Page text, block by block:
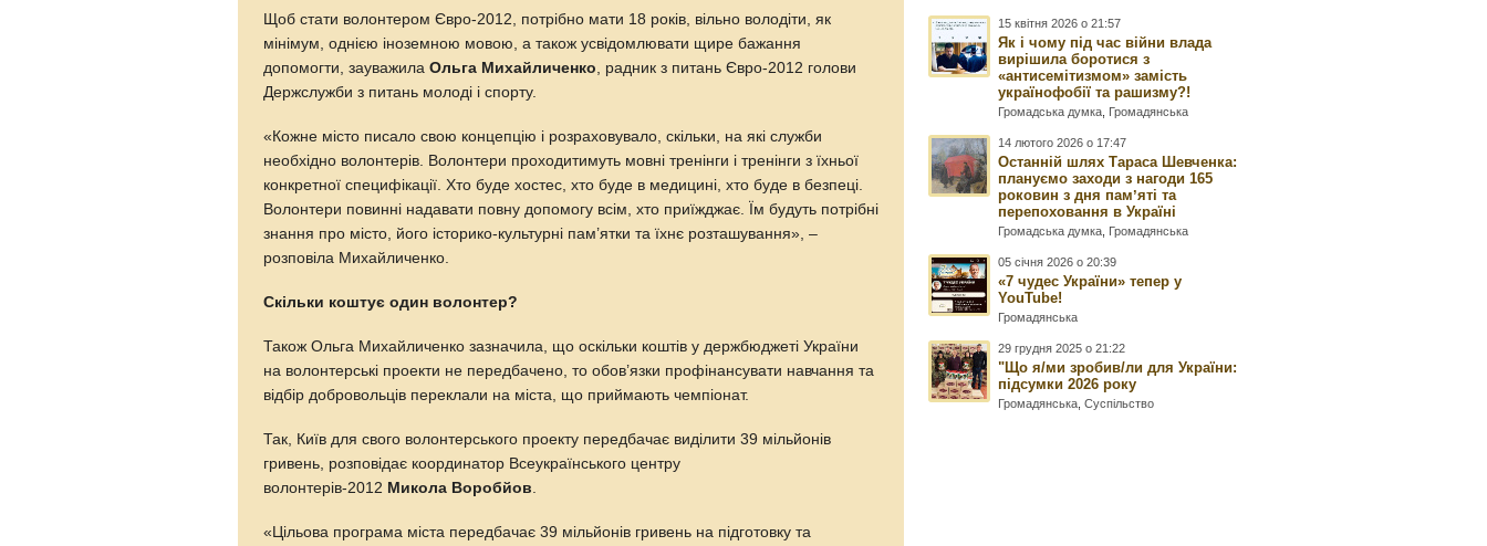
Щоб стати волонтером Євро-2012, потрібно мати 18 років, вільно володіти, як
мінімум, однією іноземною мовою, а також усвідомлювати щире бажання
допомогти, зауважилаОльга Михайличенко, радник з питань Євро-2012 голови
Держслужби з питань молоді і спорту.
«Кожне місто писало свою концепцію і розраховувало, скільки, на які служби
необхідно волонтерів. Волонтери проходитимуть мовні тренінги і тренінги з їхньої
конкретної специфікації. Хто буде хостес, хто буде в медицині, хто буде в безпеці.
Волонтери повинні надавати повну допомогу всім, хто приїжджає. Їм будуть потрібні
знання про місто, його історико-культурні пам’ятки та їхнє розташування», –
розповіла Михайличенко.
Скільки коштує один волонтер?
Також Ольга Михайличенко зазначила, що оскільки коштів у держбюджеті України
на волонтерські проекти не передбачено, то обов’язки профінансувати навчання та
відбір добровольців переклали на міста, що приймають чемпіонат.
Так, Київ для свого волонтерського проекту передбачає виділити 39 мільйонів
гривень, розповідає координатор Всеукраїнського центру
волонтерів-2012 Микола Воробйов
«Цільова програма міста передбачає 39 мільйонів гривень на підготовку та
15 квітня 2026 о 21:57
Як і чому під час війни влада
вирішила боротися з
«антисемітизмом» замість
українофобії та рашизму?!
Громадська думка Громадянська
14 лютого 2026 о 17:47
Останній шлях Тараса Шевченка:
плануємо заходи з нагоди 165
роковин з дня памʼяті та
перепоховання в Україні
Громадська думка Громадянська
05 січня 2026 о 20:39
«7 чудес України» тепер у
YouTube!
Громадянська
29 грудня 2025 о 21:22
"Що я/ми зробив/ли для України:
підсумки 2026 року
Громадянська ,Суспільство